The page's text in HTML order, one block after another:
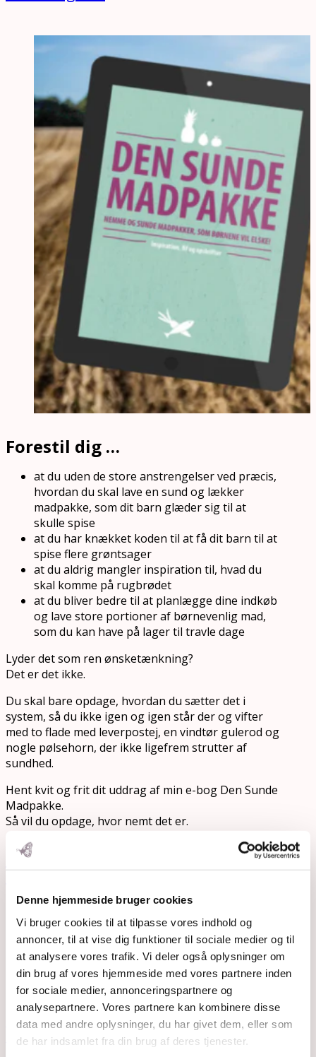
Denne hjemmeside bruger cookies
Vi bruger cookies til at tilpasse vores indhold og
annoncer, til at vise dig funktioner til sociale medier og til
at analysere vores trafik. Vi deler også oplysninger om
din brug af vores hjemmeside med vores partnere inden
for sociale medier, annonceringspartnere og
analysepartnere. Vores partnere kan kombinere disse
data med andre oplysninger, du har givet dem, eller som
de har indsamlet fra din brug af deres tjenester.
Forestil dig …
at du uden de store anstrengelser ved præcis,
hvordan du skal lave en sund og lækker
madpakke, som dit barn glæder sig til at
skulle spise
at du har knækket koden til at få dit barn til at
spise flere grøntsager
at du aldrig mangler inspiration til, hvad du
skal komme på rugbrødet
at du bliver bedre til at planlægge dine indkøb
og lave store portioner af børnevenlig mad,
som du kan have på lager til travle dage
Lyder det som ren ønsketænkning?
Det er det ikke.
Du skal bare opdage, hvordan du sætter det i
system, så du ikke igen og igen står der og vifter
med to flade med leverpostej, en vindtør gulerod og
nogle pølsehorn, der ikke ligefrem strutter af
sundhed.
Hent kvit og frit dit uddrag af min e-bog Den Sunde
Madpakke.
Så vil du opdage, hvor nemt det er.
Ja tak, giv mig genvejene til
sunde madpakker – helt gratis.
Please Share This
Tweet
Share
Plus one
Share
Email
Open post by rosemaimonide with ID
18202483213365445